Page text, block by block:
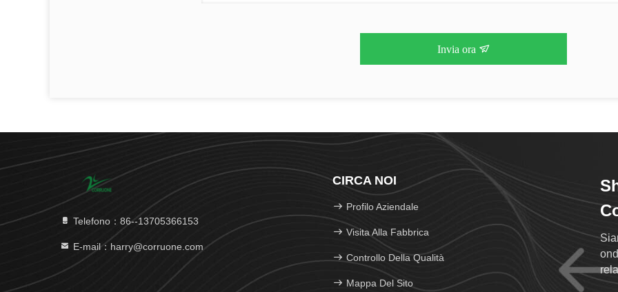
Invia ora
Telefono：86--13705366153
E-mail：harry@corruone.com
CIRCA NOI
Profilo Aziendale
Visita Alla Fabbrica
Controllo Della Qualità
Mappa Del Sito